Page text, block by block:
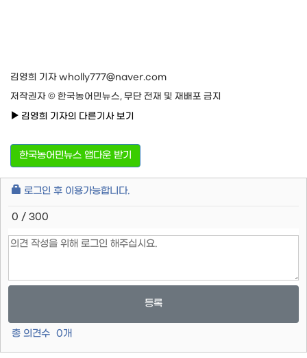
김영희 기자 wholly777@naver.com
저작권자 © 한국농어민뉴스, 무단 전재 및 재배포 금지
김영희 기자의 다른기사 보기
한국농어민뉴스 앱다운 받기
로그인 후 이용가능합니다.
0 / 300
등록
총 의견수 0개